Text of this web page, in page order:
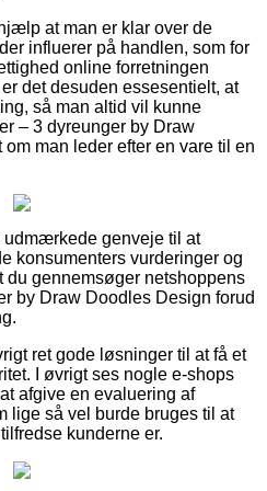
at man er klar over de
influerer på handlen, som for
online forretningen
det desuden essesentielt, at
så man altid vil kunne
– 3 dyreunger by Draw
man leder efter en vare til en
udmærkede genveje til at
konsumenters vurderinger og
gennemsøger netshoppens
by Draw Doodles Design forud
ret gode løsninger til at få et
I øvrigt ses nogle e-shops
afgive en evaluering af
lige så vel burde bruges til at
kunderne er.